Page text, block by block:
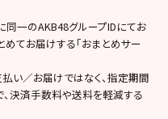
一のAKB48グループIDにてお
てお届けする「おまとめサー
い／お届けではなく、指定期間
決済手数料や送料を軽減する